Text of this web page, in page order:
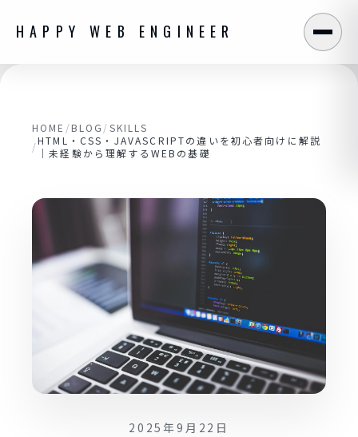
HAPPY WEB ENGINEER
メ
HOME /BLOG /SKILLS
/HTML・CSS・JAVASCRIPTの違いを初心者向けに解説
｜未経験から理解するWEBの基礎
2025年9月22日